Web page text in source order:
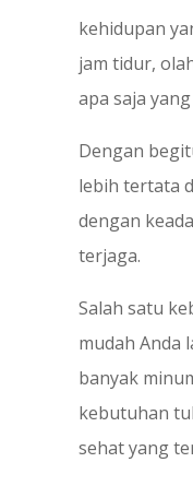
kehidupan
jam tidur,
apa saja
Dengan
lebih tertata
dengan
terjaga.
Salah satu
mudah Anda
banyak
kebutuhan
sehat yang